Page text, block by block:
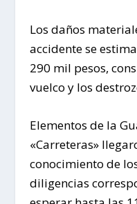
Los daños
accidente se
290 mil pesos,
vuelco y los
Elementos de la
«Carreteras»
conocimiento de
diligencias